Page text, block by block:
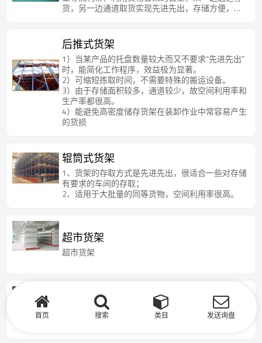
货，另一边通道取货实现先进先出，存储方便，以
后推式货架
1）当某产品的托盘数量较大而又不要求“先进先出”
时，能简化工作程序，效益极为显著。
2）可缩短拣取时间，不需要特殊的搬运设备。
3）由于存储面积较多，通道较少，故空间利用率和
生产率都很高。
4）能避免高密度储存货架在装卸作业中常容易产生
的货损
辊筒式货架
1、货架的存取方式是先进先出，很适合一些对存储
有要求的车间的存取；
2、适用于大批量的同等货物，空间利用率很高。
超市货架
超市货架
角钢货架
首页 搜索 类目 发送询盘